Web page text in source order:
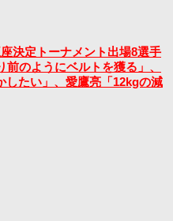
決定トーナメント出場8選手
のようにベルトを獲る」、
したい」、愛鷹亮「12kgの減